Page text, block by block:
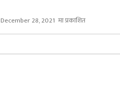
December 28, 2021 मा प्रकाशित